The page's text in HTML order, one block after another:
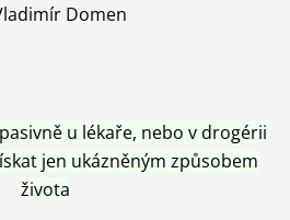
Domen
u lékaře, nebo v drogérii
jen ukázněným způsobem
života